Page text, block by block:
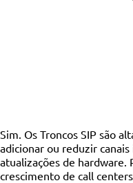
Sim. Os Troncos SIP são
adicionar ou reduzir
atualizações de hardware.
crescimento de call